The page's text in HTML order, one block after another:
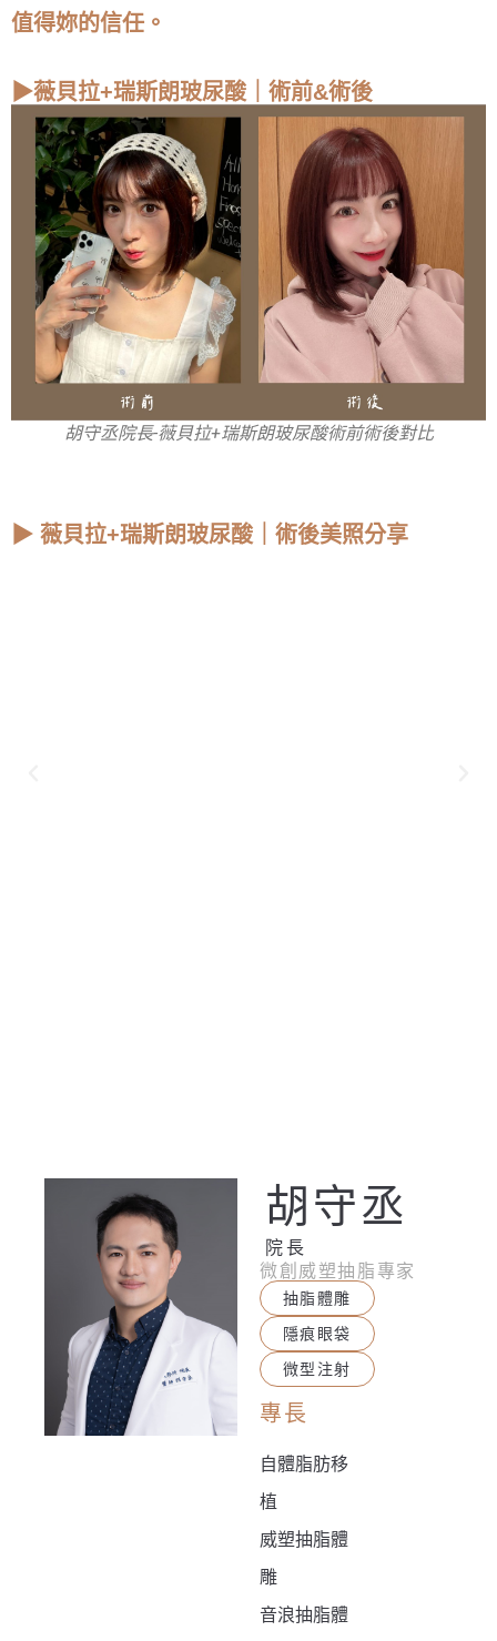
值得妳的信任。
▶薇貝拉+瑞斯朗玻尿酸｜術前&術後
胡守丞院長-薇貝拉+瑞斯朗玻尿酸術前術後對比
▶ 薇貝拉+瑞斯朗玻尿酸｜術後美照分享
胡守丞
院長
微創威塑抽脂專家
抽脂體雕
隱痕眼袋
微型注射
專長
自體脂肪移
植
威塑抽脂體
雕
音浪抽脂體